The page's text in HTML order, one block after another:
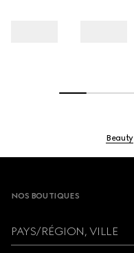
Beauty
NOS BOUTIQUES
PAYS/RÉGION, VILLE